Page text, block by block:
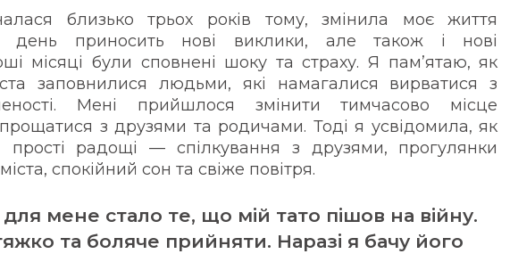
близько трьох років тому, змінила моє життя
день приносить нові виклики, але також і нові
місяці були сповнені шоку та страху. Я пам’ятаю, як
заповнилися людьми, які намагалися вирватися з
Мені прийшлося змінити тимчасово місце
з друзями та родичами. Тоді я усвідомила, як
прості радощі — спілкування з друзями, прогулянки
спокійний сон та свіже повітря.
мене стало те, що мій тато пішов на війну.
та боляче прийняти. Наразі я бачу його